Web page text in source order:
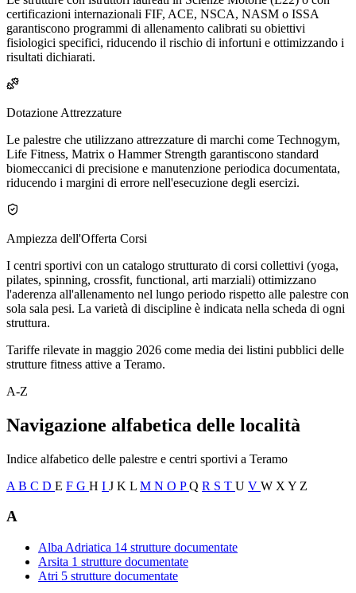
certificazioni internazionali FIF, ACE, NSCA, NASM o ISSA
garantiscono programmi di allenamento calibrati su obiettivi
fisiologici specifici, riducendo il rischio di infortuni e ottimizzando i
risultati dichiarati.
Dotazione Attrezzature
Le palestre che utilizzano attrezzature di marchi come Technogym,
Life Fitness, Matrix o Hammer Strength garantiscono standard
biomeccanici di precisione e manutenzione periodica documentata,
riducendo i margini di errore nell'esecuzione degli esercizi.
Ampiezza dell'Offerta Corsi
I centri sportivi con un catalogo strutturato di corsi collettivi (yoga,
pilates, spinning, crossfit, functional, arti marziali) ottimizzano
l'aderenza all'allenamento nel lungo periodo rispetto alle palestre con
sola sala pesi. La varietà di discipline è indicata nella scheda di ogni
struttura.
Tariffe rilevate in maggio 2026 come media dei listini pubblici delle
strutture fitness attive a Teramo.
A-Z
Navigazione alfabetica delle località
Indice alfabetico delle palestre e centri sportivi a Teramo
A B C D E F G H I J K L M N O PQ R S T U V W X Y Z
A
Alba Adriatica 14 strutture documentate
Arsita 1 strutture documentate
Atri 5 strutture documentate